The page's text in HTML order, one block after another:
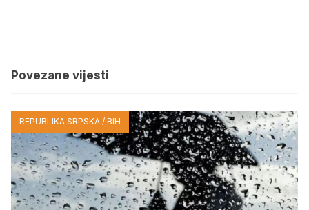
Povezane vijesti
REPUBLIKA SRPSKA / BIH